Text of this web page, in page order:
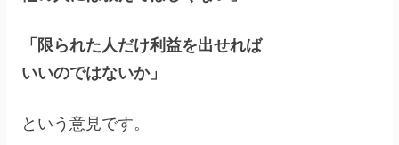
「限られた人だけ利益を出せれば
いいのではないか」
という意見です。